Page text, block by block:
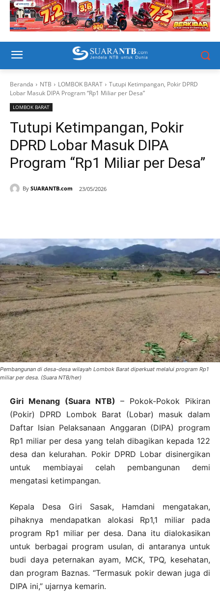
Beranda NTB LOMBOK BARAT
Tutupi Ketimpangan, Pokir DPRD
Lobar Masuk DIPA Program “Rp1 Miliar per Desa”
LOMBOK BARAT
Tutupi Ketimpangan, Pokir
DPRD Lobar Masuk DIPA
Program “Rp1 Miliar per Desa”
By SUARANTB.com 23/05/2026
Pembangunan di desa-desa wilayah Lombok Barat diperkuat melalui program Rp1
miliar per desa. (Suara NTB/her)
Giri Menang (Suara NTB) – Pokok-Pokok Pikiran
(Pokir) DPRD Lombok Barat (Lobar) masuk dalam
Daftar Isian Pelaksanaan Anggaran (DIPA) program
Rp1 miliar per desa yang telah dibagikan kepada 122
desa dan kelurahan. Pokir DPRD Lobar disinergikan
untuk membiayai celah pembangunan demi
mengatasi ketimpangan.
Kepala Desa Giri Sasak, Hamdani mengatakan,
pihaknya mendapatkan alokasi Rp1,1 miliar pada
program Rp1 miliar per desa. Dana itu dialokasikan
untuk berbagai program usulan, di antaranya untuk
budi daya peternakan ayam, MCK, TPQ, kesehatan,
dan program Baznas. “Termasuk pokir dewan juga di
DIPA ini,” ujarnya kemarin.